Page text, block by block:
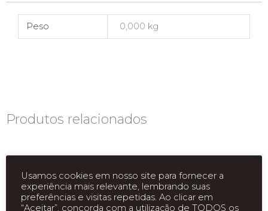
Peso 0,000 kg
Produtos relacionados
Usamos cookies em nosso site para fornecer a
experiência mais relevante, lembrando suas
preferências e visitas repetidas. Ao clicar em
“Aceitar”, concorda com a utilização de TODOS os